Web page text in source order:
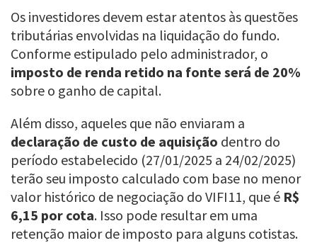
Os investidores devem estar atentos às questões
tributárias envolvidas na liquidação do fundo.
Conforme estipulado pelo administrador, o
imposto de renda retido na fonte será de 20%
sobre o ganho de capital.
Além disso, aqueles que não enviaram a
declaração de custo de aquisição dentro do
período estabelecido (27/01/2025 a 24/02/2025)
terão seu imposto calculado com base no menor
valor histórico de negociação do VIFI11, que é R$
6,15 por cota. Isso pode resultar em uma
retenção maior de imposto para alguns cotistas.